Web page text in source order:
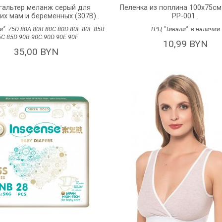
меланж серый для
мам и беременных (307В)..
75D 80А 80B 80C 80D 80E80F85B
85D 90В 90С 90D 90Е 90F
35,00 BYN
Пеленка из поплина
PP-001..
ТРЦ "Тивали": в наличии
10,99 BYN